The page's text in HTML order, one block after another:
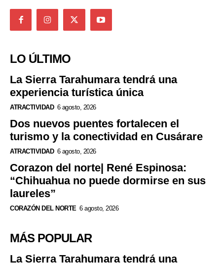
LO ÚLTIMO
La Sierra Tarahumara tendrá una
experiencia turística única
ATRACTIVIDAD 6 agosto, 2026
Dos nuevos puentes fortalecen el
turismo y la conectividad en Cusárare
ATRACTIVIDAD 6 agosto, 2026
Corazon del norte| René Espinosa:
“Chihuahua no puede dormirse en sus
laureles”
CORAZÓN DEL NORTE 6 agosto, 2026
MÁS POPULAR
La Sierra Tarahumara tendrá una